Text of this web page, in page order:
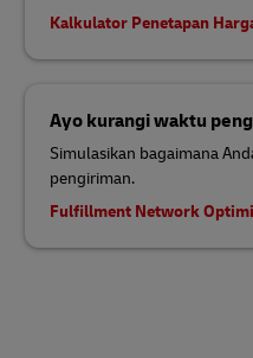
Kalkulator Penetapan
Ayo kurangi waktu
Simulasikan bagaimana
pengiriman.
Fulfillment Network